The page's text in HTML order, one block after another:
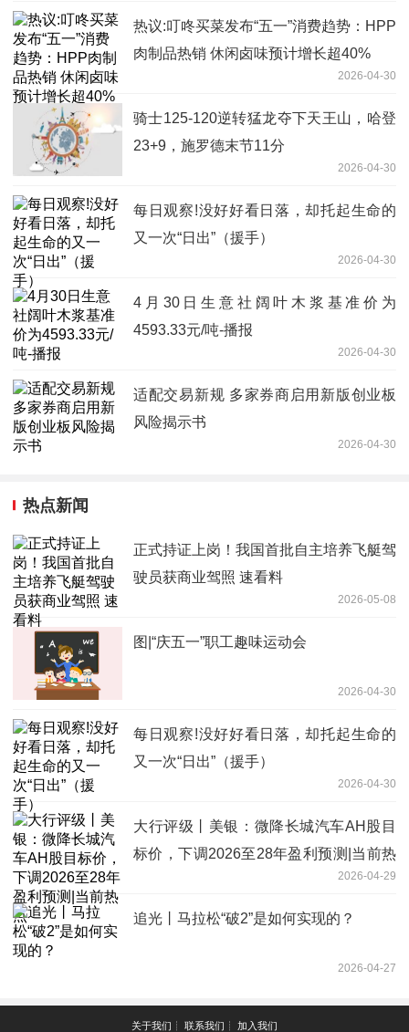
热议:叮咚买菜发布“五一”消费趋势：HPP
肉制品热销 休闲卤味预计增长超40%
2026-04-30
骑士125-120逆转猛龙夺下天王山，哈登
23+9，施罗德末节11分
2026-04-30
每日观察!没好好看日落，却托起生命的
又一次“日出”（援手）
2026-04-30
4月30日生意社阔叶木浆基准价为
4593.33元/吨-播报
2026-04-30
适配交易新规 多家券商启用新版创业板
风险揭示书
2026-04-30
热点新闻
正式持证上岗！我国首批自主培养飞艇驾
驶员获商业驾照 速看料
2026-05-08
图|“庆五一”职工趣味运动会
2026-04-30
每日观察!没好好看日落，却托起生命的
又一次“日出”（援手）
2026-04-30
大行评级丨美银：微降长城汽车AH股目
标价，下调2026至28年盈利预测|当前热
2026-04-29
追光丨马拉松“破2”是如何实现的？
2026-04-27
关于我们┊ 联系我们┊ 加入我们